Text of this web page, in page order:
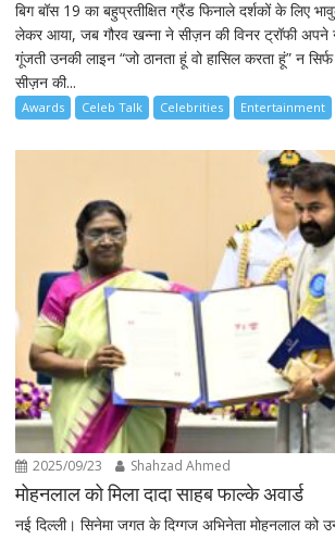
बिग बॉस 19 का बहुप्रतीक्षित ग्रैंड फिनाले दर्शकों के लिए
लेकर आया, जब गौरव खन्ना ने सीज़न की विनर ट्रॉफी
गूंजती उनकी लाइन “जो ठानता हूं वो हासिल करता हूं” न
सीज़न की...
Awards Celeb Talk Celebrities Entertainment
2025/09/23 Shahzad Ahmed
मोहनलाल को मिला दादा साहब फाल्के अवार्ड
नई दिल्ली। सिनेमा जगत के दिग्गज अभिनेता मोहनलाल को